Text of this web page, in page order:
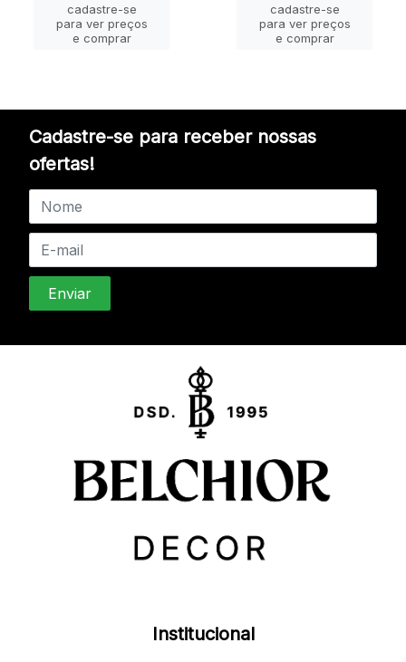
cadastre-se
para ver preços
e comprar
cadastre-se
para ver preços
e comprar
Cadastre-se para receber nossas
ofertas!
Institucional